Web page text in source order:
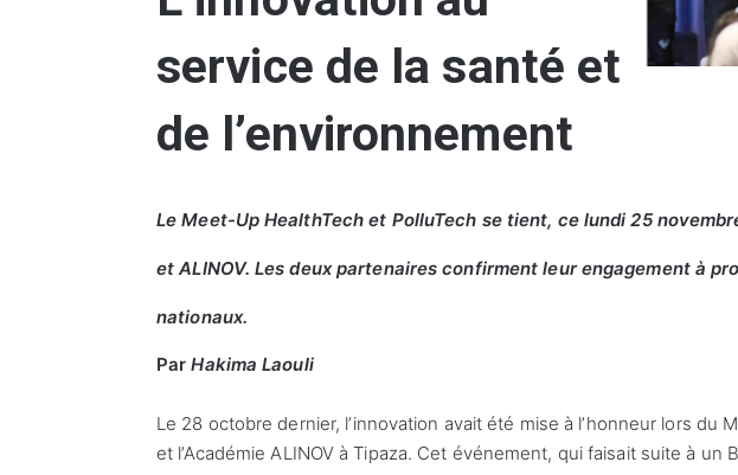
service de la santé et
de l’environnement
Le Meet-Up HealthTech et PolluTech se tient, ce lundi 25
et ALINOV. Les deux partenaires confirment leur engagement à
nationaux.
ParHakima Laouli
Le 28 octobre dernier, l’innovation avait été mise à l’honneur lors du
et l’Académie ALINOV à Tipaza. Cet événement, qui faisait suite à